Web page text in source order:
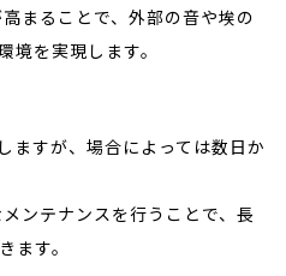
まることで、外部の音や埃の
境を実現します。
ますが、場合によっては数日か
ンテナンスを行うことで、長
ます。